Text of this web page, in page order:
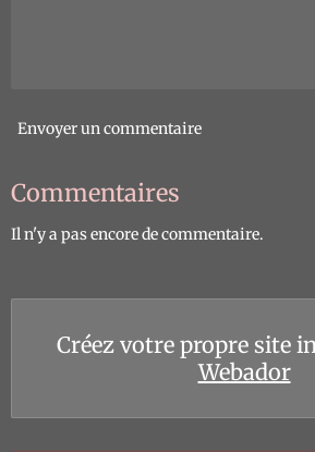
Envoyer un commentaire
Commentaires
Il n'y a pas encore de commentaire.
Créez votre propre site
Webador